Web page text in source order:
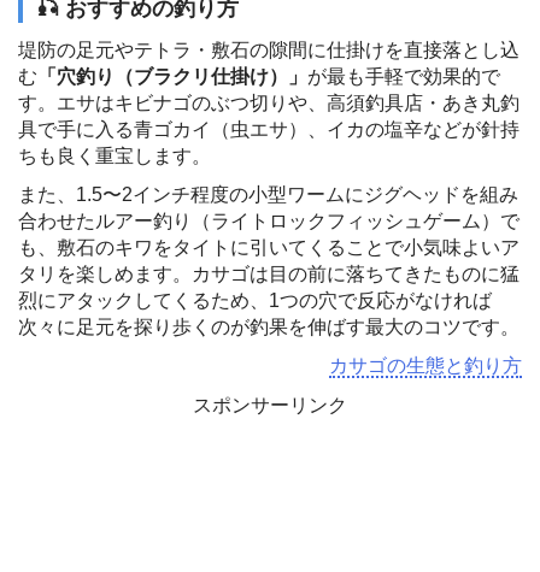
🎣 おすすめの釣り方
堤防の足元やテトラ・敷石の隙間に仕掛けを直接落とし込
む 「穴釣り（ブラクリ仕掛け）」 が最も手軽で効果的で
す。エサはキビナゴのぶつ切りや、高須釣具店・あき丸釣
具で手に入る青ゴカイ（虫エサ）、イカの塩辛などが針持
ちも良く重宝します。
また、1.5〜2インチ程度の小型ワームにジグヘッドを組み
合わせたルアー釣り（ライトロックフィッシュゲーム）で
も、敷石のキワをタイトに引いてくることで小気味よいア
タリを楽しめます。カサゴは目の前に落ちてきたものに猛
烈にアタックしてくるため、1つの穴で反応がなければ
次々に足元を探り歩くのが釣果を伸ばす最大のコツです。
カサゴの生態と釣り方
スポンサーリンク